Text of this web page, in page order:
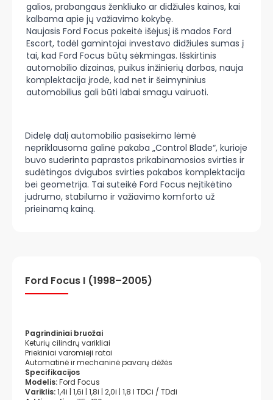
galios, prabangaus ženkliuko ar didžiulės kainos, kai
kalbama apie jų važiavimo kokybę.
Naujasis Ford Focus pakeitė išėjusį iš mados Ford
Escort, todėl gamintojai investavo didžiules sumas į
tai, kad Ford Focus būtų sėkmingas. Išskirtinis
automobilio dizainas, puikus inžinierių darbas, nauja
komplektacija įrodė, kad net ir šeimyninius
automobilius gali būti labai smagu vairuoti.
Didelę dalį automobilio pasisekimo lėmė
nepriklausoma galinė pakaba „Control Blade“, kurioje
buvo suderinta paprastos prikabinamosios svirties ir
sudėtingos dvigubos svirties pakabos komplektacija
bei geometrija. Tai suteikė Ford Focus neįtikėtino
judrumo, stabilumo ir važiavimo komforto už
prieinamą kainą.
Ford Focus I (1998–2005)
Pagrindiniai bruožai
Keturių cilindrų varikliai
Priekiniai varomieji ratai
Automatinė ir mechaninė pavarų dėžės
Specifikacijos
Modelis:Ford Focus
Variklis:1,4i | 1,6i | 1,8i | 2,0i | 1,8 l TDCi / TDdi